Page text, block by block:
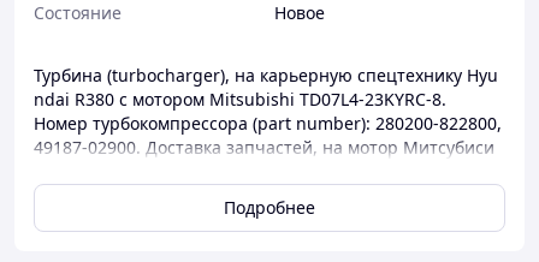
Состояние
Новое
Турбина (turbocharger), на карьерную спецтехнику Hyu
ndai R380 с мотором Mitsubishi TD07L4-23KYRC-8.
Номер турбокомпрессора (part number): 280200-822800,
49187-02900. Доставка запчастей, на мотор Митсубиси
так же реализация товара в Бишкек, Ташкент и страны
СНГ. Гарантия шесть месяцев.
Подробнее